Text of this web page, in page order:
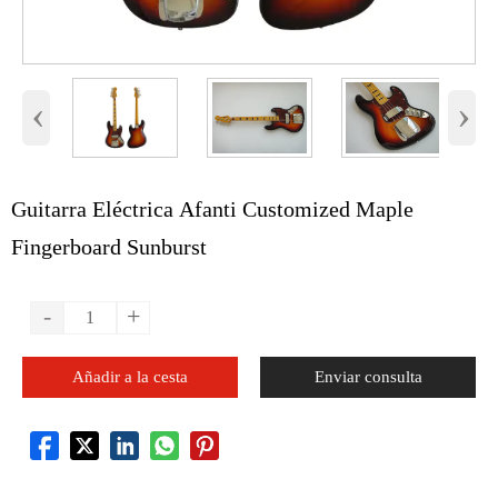
‹ ›
Guitarra Eléctrica Afanti Customized Maple
Fingerboard Sunburst
- +
Añadir a la cesta Enviar consulta